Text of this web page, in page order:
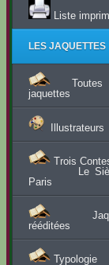
Liste
LES JAQUETTES
jaquettes
Illustrateurs
Trois
Le
Paris
rééditées
Typologie